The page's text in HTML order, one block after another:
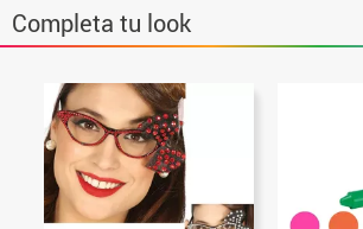
Completa tu look